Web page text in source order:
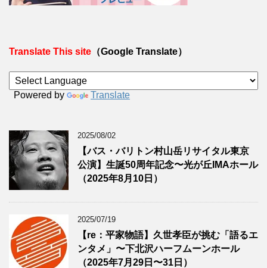
Translate This site （Google Translate）
Powered by Translate
2025/08/02
【バス・バリトン村山岳リサイタル東京
公演】生誕50周年記念〜光が丘IMAホール
（2025年8月10日）
2025/07/19
【re：平家物語】久世孝臣が挑む「語るエ
ンタメ」〜下北沢ハーフムーンホール
（2025年7月29日〜31日）